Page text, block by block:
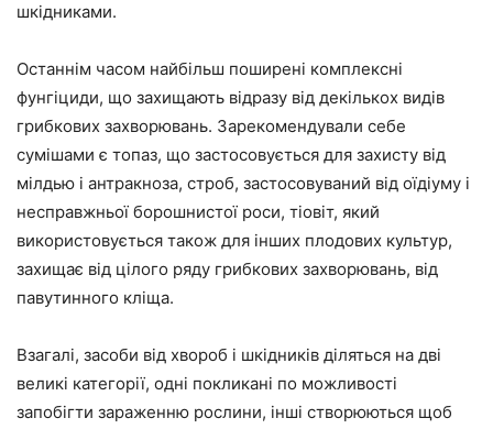
шкідниками.
Останнім часом найбільш поширені комплексні
фунгіциди, що захищають відразу від декількох видів
грибкових захворювань. Зарекомендували себе
сумішами є топаз, що застосовується для захисту від
мілдью і антракноза, строб, застосовуваний від оїдіуму і
несправжньої борошнистої роси, тіовіт, який
використовується також для інших плодових культур,
захищає від цілого ряду грибкових захворювань, від
павутинного кліща.
Взагалі, засоби від хвороб і шкідників діляться на дві
великі категорії, одні покликані по можливості
запобігти зараженню рослини, інші створюються щоб